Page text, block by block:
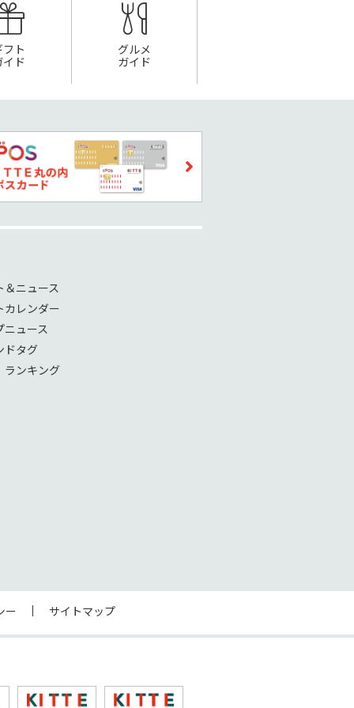
ト
ド
グルメ
ガイド
＆ニュース
カレンダー
ニュース
ドタグ
ランキング
ー サイトマップ